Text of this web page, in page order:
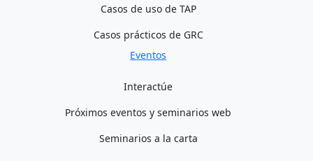
Casos de uso de TAP
Casos prácticos de GRC
Eventos
Interactúe
Próximos eventos y seminarios web
Seminarios a la carta